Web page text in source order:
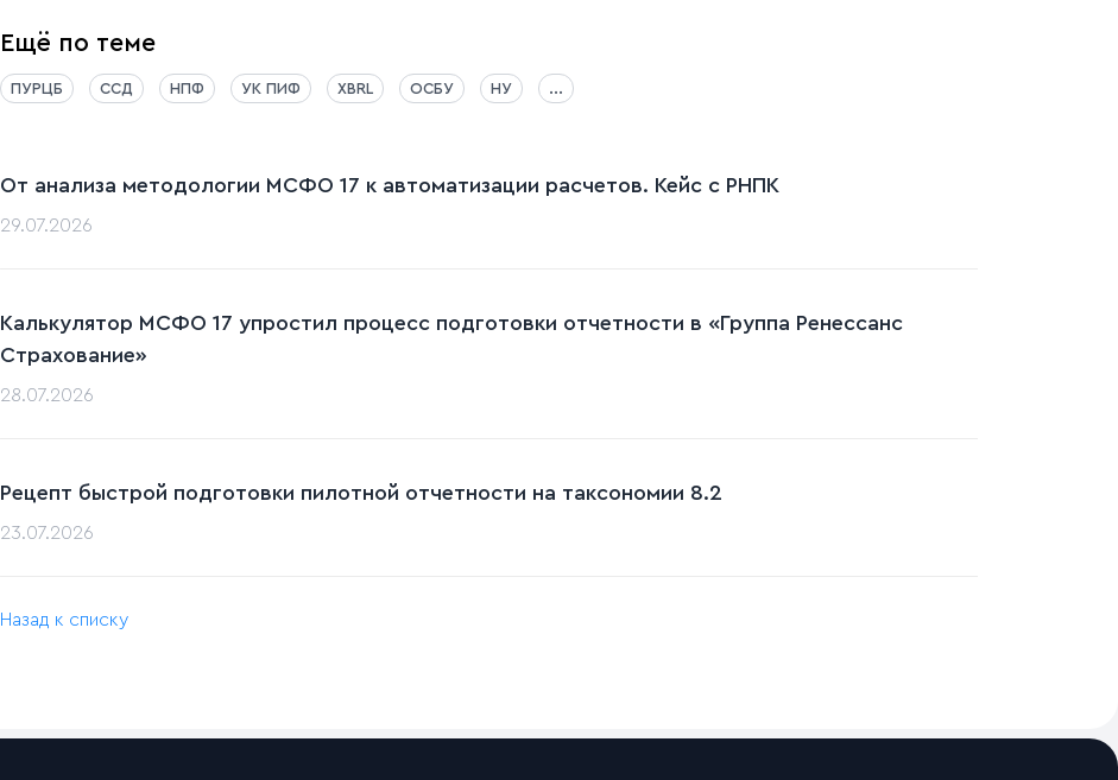
Ещё по теме
ПУРЦБ ССД НПФ УК ПИФ XBRL ОСБУ НУ ...
От анализа методологии МСФО 17 к автоматизации расчетов. Кейс c РНПК
29.07.2026
Калькулятор МСФО 17 упростил процесс подготовки отчетности в «Группа Ренессанс
Страхование»
28.07.2026
Рецепт быстрой подготовки пилотной отчетности на таксономии 8.2
23.07.2026
Назад к списку